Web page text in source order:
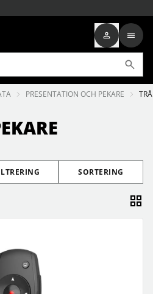
PRESENTATION OCH PEKARE
SORTERING